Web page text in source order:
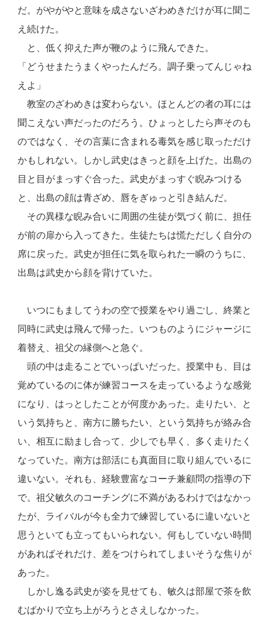
だ。がやがやと意味を成さないざわめきだけが耳に聞こ
え続けた。
と、低く抑えた声が鞭のように飛んできた。
「どうせまたうまくやったんだろ。調子乗ってんじゃね
えよ」
教室のざわめきは変わらない。ほとんどの者の耳には
聞こえない声だったのだろう。ひょっとしたら声そのも
のではなく、その言葉に含まれる毒気を感じ取っただけ
かもしれない。しかし武史はきっと顔を上げた。出島の
目と目がまっすぐ合った。武史がまっすぐ睨みつける
と、出島の顔は青ざめ、唇をぎゅっと引き結んだ。
その異様な睨み合いに周囲の生徒が気づく前に、担任
が前の扉から入ってきた。生徒たちは慌ただしく自分の
席に戻った。武史が担任に気を取られた一瞬のうちに、
出島は武史から顔を背けていた。
いつにもましてうわの空で授業をやり過ごし、終業と
同時に武史は飛んで帰った。いつものようにジャージに
着替え、祖父の縁側へと急ぐ。
頭の中は走ることでいっぱいだった。授業中も、目は
覚めているのに体が練習コースを走っているような感覚
になり、はっとしたことが何度かあった。走りたい、と
いう気持ちと、南方に勝ちたい、という気持ちが絡み合
い、相互に励まし合って、少しでも早く、多く走りたく
なっていた。南方は部活にも真面目に取り組んでいるに
違いない。それも、経験豊富なコーチ兼顧問の指導の下
で。祖父敏久のコーチングに不満があるわけではなかっ
たが、ライバルが今も全力で練習しているに違いないと
思うといても立ってもいられない。何もしていない時間
があればそれだけ、差をつけられてしまいそうな焦りが
あった。
しかし逸る武史が姿を見せても、敏久は部屋で茶を飲
むばかりで立ち上がろうとさえしなかった。